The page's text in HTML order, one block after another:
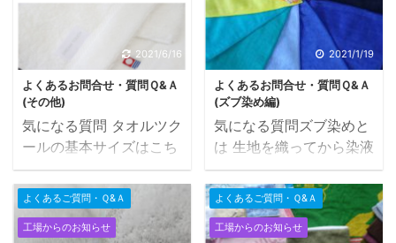
2021/6/16
よくあるお問合せ・質問Ｑ&Ａ
(その他)
気になる質問 タオルツク
ールの基本サイズはこち
らです
タオルの種
類・サイズ一覧参照 お客
様Ｑ.タオルの大きさは決
めれるの？ Ａ.基本サイ
2021/1/19
よくあるお問合せ・質問Ｑ&Ａ
(ズブ染め編)
気になる質問ズブ染めと
は 生地を織ってから染液
に浸して染めた生地の事
お客様Ｑ.表裏を染めた生
地はあるの？ Ａ.ご準備
することはできますが小
よくあるご質問・Ｑ&Ａ
工場からのお知らせ
よくあるご質問・Ｑ&Ａ
工場からのお知らせ